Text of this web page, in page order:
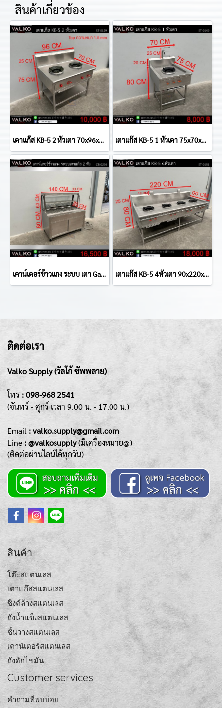
สินค้าเกี่ยวข้อง
เตาแก๊ส KB-5 2 หัวเตา 70x96x75(+25) cm เตาแก๊ส KB-5 1 หัวเตา 75x70x80(+20)+25 cm
เคาน์เตอร์ข้าวแกง ระบบ เตา Gas 2 หัว 80x140x80(+63) cm. เตาแก๊ส KB-5 4หัวเตา 90x220x80(+25)+10 cm
ติดต่อเรา
Valko Supply (วัลโก้ ซัพพลาย)
โทร :098-968 2541
(จันทร์ - ศุกร์เวลา 9.00 น. - 17.00 น.)
Email : valko.supply@gmail.com
Line : @valkosupply(มีเครื่องหมาย@)
(ติดต่อผ่านไลน์ได้ทุกวัน)
สินค้า
โต๊ะสแตนเลส
เตาแก๊สสแตนเลส
ซิงค์ล้างสแตนเลส
ถังน้ำแข็งสแตนเลส
ชั้นวางสแตนเลส
เคาน์เตอร์สแตนเลส
ถังดักไขมัน
Customer services
คำถามที่พบบ่อย